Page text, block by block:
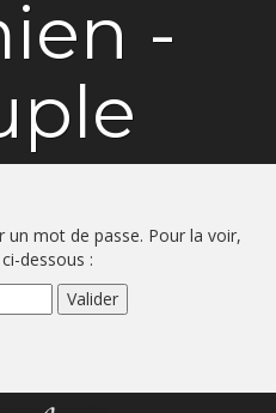
-
mot de passe. Pour la voir,
dessous :